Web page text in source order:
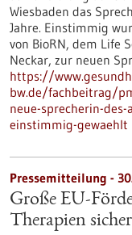
Wiesbaden das
Jahre. Einstimmig
von BioRN, dem Life
Neckar, zur neuen
https://
bw.de/fachbeitrag/
neue-sprecherin-
einstimmig-gewaehlt
Pressemitteilung -
Große EU-
Therapien